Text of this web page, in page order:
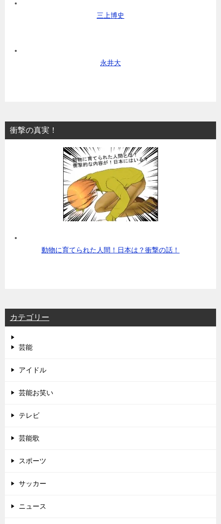
三上博史
永井大
衝撃の真実！
動物に育てられた人間！日本は？衝撃の話！
カテゴリー
芸能
アイドル
芸能お笑い
テレビ
芸能歌
スポーツ
サッカー
ニュース